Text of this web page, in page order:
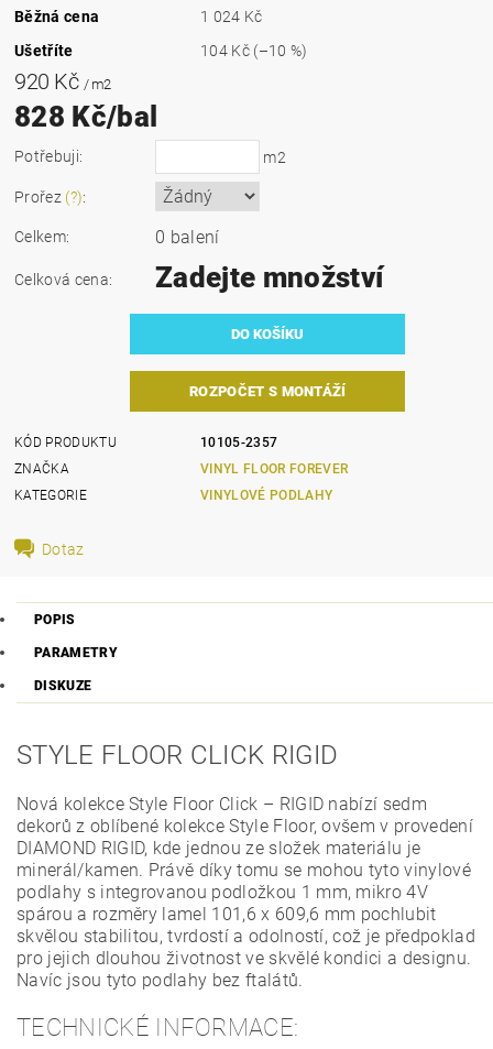
Běžná cena
1 024 Kč
Ušetříte
104 Kč (–10 %)
920 Kč / m2
828 Kč/bal
Potřebuji: m2
Prořez (?):
Celkem: 0 balení
Celková cena: Zadejte množství
ROZPOČET S MONTÁŽÍ
KÓD PRODUKTU
10105-2357
ZNAČKA
VINYL FLOOR FOREVER
KATEGORIE
VINYLOVÉ PODLAHY
Dotaz
POPIS
PARAMETRY
DISKUZE
STYLE FLOOR CLICK RIGID
Nová kolekce Style Floor Click – RIGID nabízí sedm
dekorů z oblíbené kolekce Style Floor, ovšem v provedení
DIAMOND RIGID, kde jednou ze složek materiálu je
minerál/kamen. Právě díky tomu se mohou tyto vinylové
podlahy s integrovanou podložkou 1 mm, mikro 4V
spárou a rozměry lamel 101,6 x 609,6 mm pochlubit
skvělou stabilitou, tvrdostí a odolností, což je předpoklad
pro jejich dlouhou životnost ve skvělé kondici a designu.
Navíc jsou tyto podlahy bez ftalátů.
TECHNICKÉ INFORMACE: